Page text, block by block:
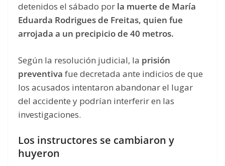
detenidos el sábado por la muerte de María
Eduarda Rodrigues de Freitas, quien fue
arrojada a un precipicio de 40 metros.
Según la resolución judicial, la prisión
preventiva fue decretada ante indicios de que
los acusados ​​intentaron abandonar el lugar
del accidente y podrían interferir en las
investigaciones.
Los instructores se cambiaron y
huyeron